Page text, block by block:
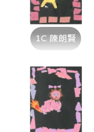
1C 陳朗賢